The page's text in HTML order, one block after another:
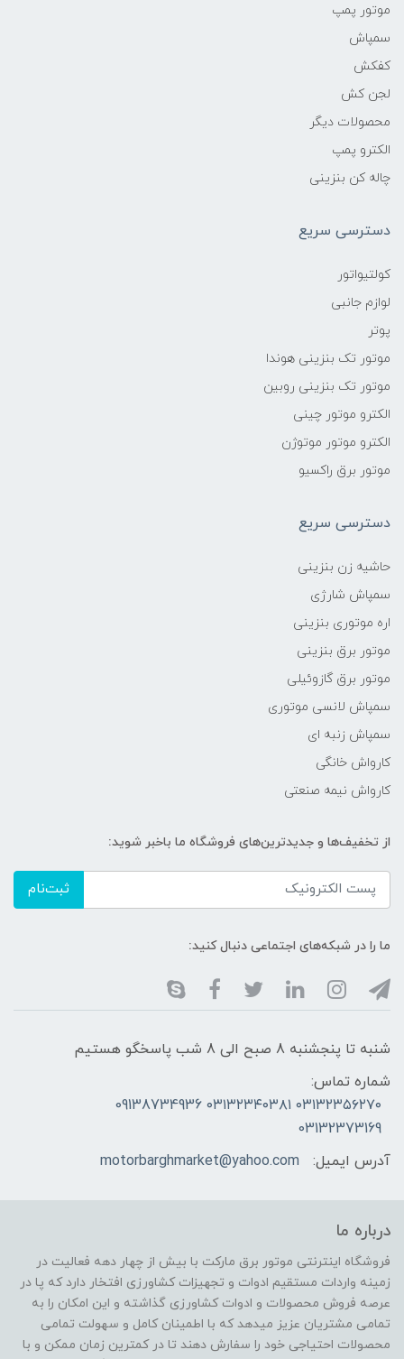
موتور پمپ
سمپاش
کفکش
لجن کش
محصولات دیگر
الکترو پمپ
چاله کن بنزینی
دسترسی سریع
کولتیواتور
لوازم جانبی
پوتر
موتور تک بنزینی هوندا
موتور تک بنزینی روبین
الکترو موتور چینی
الکترو موتور موتوژن
موتور برق راکسیو
دسترسی سریع
حاشیه زن بنزینی
سمپاش شارژی
اره موتوری بنزینی
موتور برق بنزینی
موتور برق گازوئیلی
سمپاش لانسی موتوری
سمپاش زنبه ای
کارواش خانگی
کارواش نیمه صنعتی
از تخفیف‌ها و جدیدترین‌های فروشگاه ما باخبر شوید:
ثبت‌نام
ما را در شبکه‌های اجتماعی دنبال کنید:
شنبه تا پنجشنبه 8 صبح الی 8 شب پاسخگو هستیم
شماره تماس:
۰۳۱۳۲۳۵۶۲۷۰ ۰۳۱۳۲۳۴۰۳۸۱ 09138734936
03132373169
آدرس ایمیل:
motorbarghmarket@yahoo.com
درباره ما
فروشگاه اینترنتی موتور برق مارکت با بیش از چهار دهه فعالیت در
زمینه واردات مستقیم ادوات و تجهیزات کشاورزی افتخار دارد که پا در
عرصه فروش محصولات و ادوات کشاورزی گذاشته و این امکان را به
تمامی مشتریان عزیز میدهد که با اطمینان کامل و سهولت تمامی
محصولات احتیاجی خود را سفارش دهند تا در کمترین زمان ممکن و با